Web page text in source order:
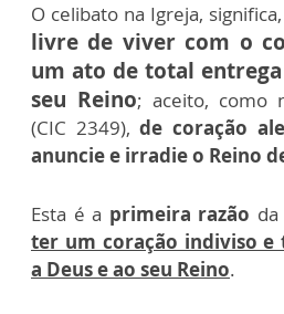
O celibato na Igreja,
livre de viver com o
um ato de total entrega
seu Reino; aceito, como
(CIC 2349),de coração
anuncie e irradie o Reino
Esta é a primeira razão
ter um coração indiviso
a Deus e ao seu Reino.